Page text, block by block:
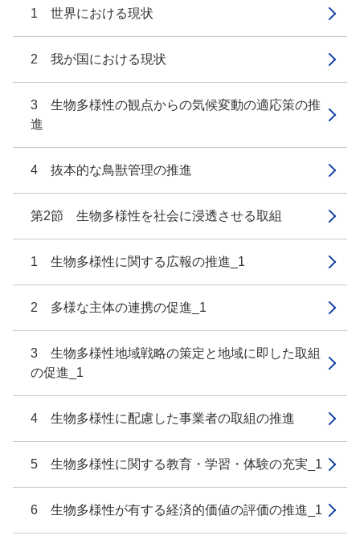
1 世界における現状
2 我が国における現状
3 生物多様性の観点からの気候変動の適応策の推
進
4 抜本的な鳥獣管理の推進
第2節 生物多様性を社会に浸透させる取組
1 生物多様性に関する広報の推進_1
2 多様な主体の連携の促進_1
3 生物多様性地域戦略の策定と地域に即した取組
の促進_1
4 生物多様性に配慮した事業者の取組の推進
5 生物多様性に関する教育・学習・体験の充実_1
6 生物多様性が有する経済的価値の評価の推進_1